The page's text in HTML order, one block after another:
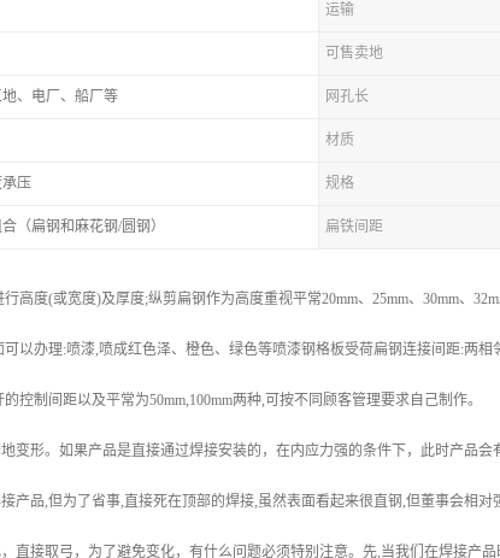
运输
可售卖地
地、电厂、船厂等 网孔长
材质
承压 规格
（扁钢和麻花钢/圆钢） 扁铁间距
高度(或宽度)及厚度;纵剪扁钢作为高度重视平常20mm、25mm、30mm、
可以办理:喷漆,喷成红色泽、橙色、绿色等喷漆钢格板受荷扁钢连接间距:两相
控制间距以及平常为50mm,100mm两种,可按不同顾客管理要求自己制作。
变形。如果产品是直接通过焊接安装的，在内应力强的条件下，此时产品
产品,但为了省事,直接死在顶部的焊接,虽然表面看起来很直钢,但董事会相
直接取弓，为了避免变化，有什么问题必须特别注意。先,当我们在焊接产